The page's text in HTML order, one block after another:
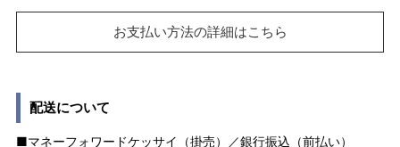
お支払い方法の詳細はこちら
配送について
■マネーフォワードケッサイ（掛売）／銀行振込（前払い）